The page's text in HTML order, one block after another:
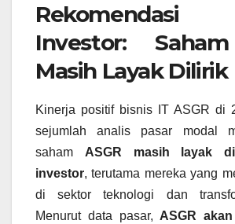
Investor:
Masih Layak Dilirik
Kinerja positif bisnis IT ASGR di
sejumlah analis pasar modal
saham ASGR masih layak
investor, terutama mereka yang
di sektor teknologi dan
Menurut data pasar, ASGR